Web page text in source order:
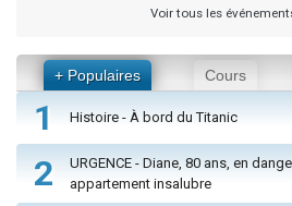
Voir tous les
+ Populaires Cours
1 Histoire - À bord du Titanic
2
URGENCE - Diane, 80 ans, en
appartement insalubre